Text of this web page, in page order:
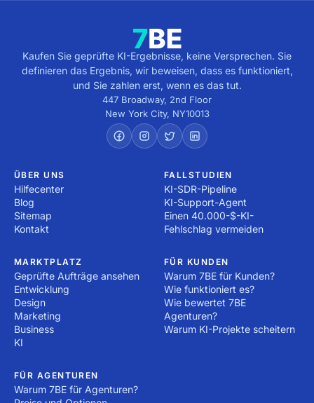
Kaufen Sie geprüfte KI-Ergebnisse, keine Versprechen. Sie
definieren das Ergebnis, wir beweisen, dass es funktioniert,
und Sie zahlen erst, wenn es das tut.
447 Broadway, 2nd Floor
New York City, NY10013
ÜBER UNS
Hilfecenter
Blog
Sitemap
Kontakt
FALLSTUDIEN
KI-SDR-Pipeline
KI-Support-Agent
Einen 40.000-$-KI-
Fehlschlag vermeiden
MARKTPLATZ
Geprüfte Aufträge ansehen
Entwicklung
Design
Marketing
Business
KI
FÜR KUNDEN
Warum 7BE für Kunden?
Wie funktioniert es?
Wie bewertet 7BE
Agenturen?
Warum KI-Projekte scheitern
FÜR AGENTUREN
Warum 7BE für Agenturen?